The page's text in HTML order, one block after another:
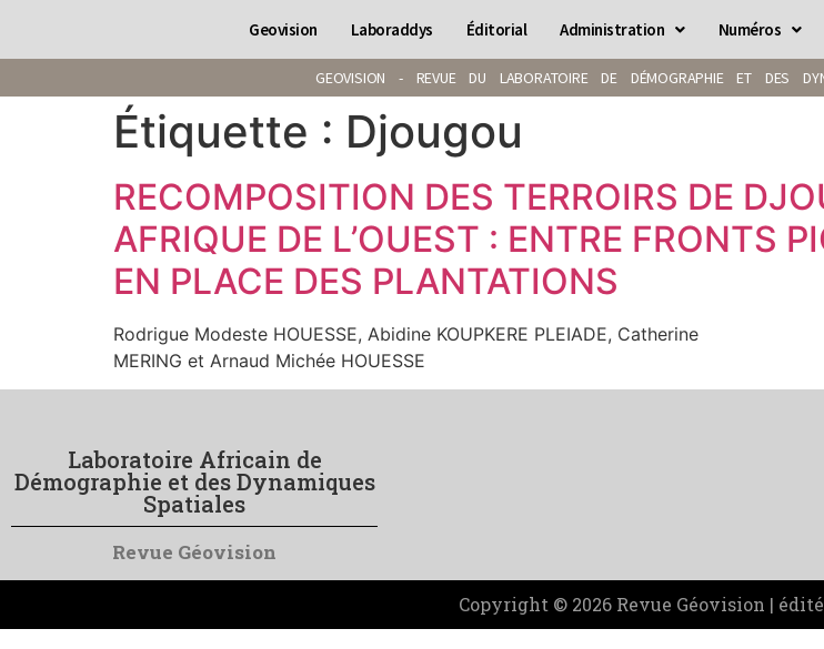
Geovision Laboraddys Éditorial Administration Numéros
GEOVISION - REVUE DU LABORATOIRE DE DÉMOGRAPHIE ET DES
Étiquette : Djougou
RECOMPOSITION DES TERROIRS DE
AFRIQUE DE L’OUEST : ENTRE FRONTS
EN PLACE DES PLANTATIONS
Rodrigue Modeste HOUESSE, Abidine KOUPKERE PLEIADE, Catherine
MERING et Arnaud Michée HOUESSE
Laboratoire Africain de
Démographie et des Dynamiques
Spatiales
Revue Géovision
Copyright © 2026 Revue Géovision | édité